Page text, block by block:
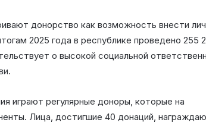
донорство как возможность внести
2025 года в республике проведено 255
о высокой социальной
играют регулярные доноры, которые на
Лица, достигшие 40 донаций,